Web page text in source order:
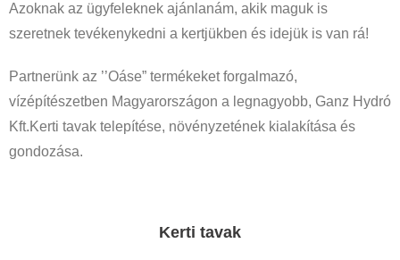
Azoknak az ügyfeleknek ajánlanám, akik maguk is
szeretnek tevékenykedni a kertjükben és idejük is van rá!
Partnerünk az ’’Oáse” termékeket forgalmazó,
vízépítészetben Magyarországon a legnagyobb, Ganz Hydró
Kft.Kerti tavak telepítése, növényzetének kialakítása és
gondozása.
Kerti tavak